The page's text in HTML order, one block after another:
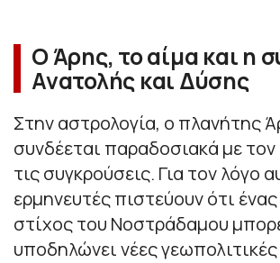
Ο Άρης, το αίμα και η
Ανατολής και Δύσης
Στην αστρολογία, ο πλανήτης
συνδέεται παραδοσιακά με
τις συγκρούσεις. Για τον λόγο
ερμηνευτές πιστεύουν ότι
στίχος του Νοστράδαμου
υποδηλώνει νέες γεωπολιτικές